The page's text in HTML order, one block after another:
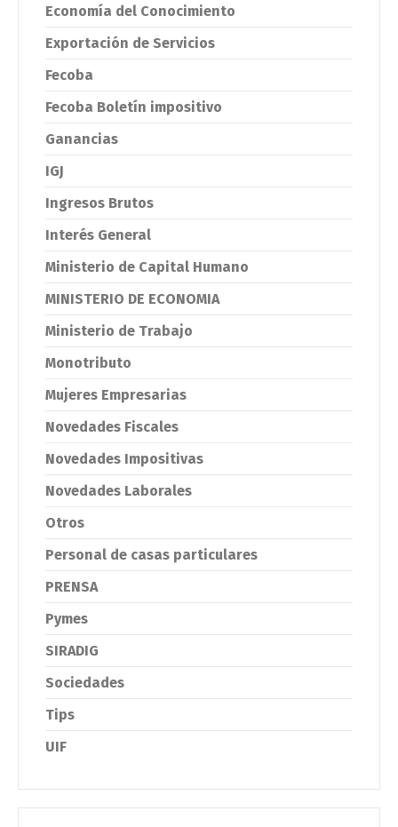
Economía del Conocimiento
Exportación de Servicios
Fecoba
Fecoba Boletín impositivo
Ganancias
IGJ
Ingresos Brutos
Interés General
Ministerio de Capital Humano
MINISTERIO DE ECONOMIA
Ministerio de Trabajo
Monotributo
Mujeres Empresarias
Novedades Fiscales
Novedades Impositivas
Novedades Laborales
Otros
Personal de casas particulares
PRENSA
Pymes
SIRADIG
Sociedades
Tips
UIF